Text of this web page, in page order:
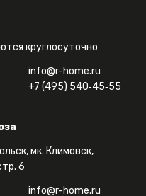
круглосуточно
info@r-home.ru
+7 (495) 540‑45‑55
мк. Климовск,
6
info@r-home.ru